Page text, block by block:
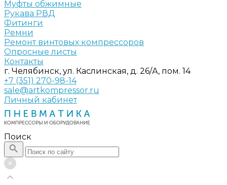
Муфты обжимные
Рукава РВД
Фитинги
Ремни
Ремонт винтовых компрессоров
Опросные листы
Контакты
г. Челябинск, ул. Каслинская, д. 26/А, пом. 14
+7 (351) 270-98-14
sale@artkompressor.ru
Личный кабинет
Поиск